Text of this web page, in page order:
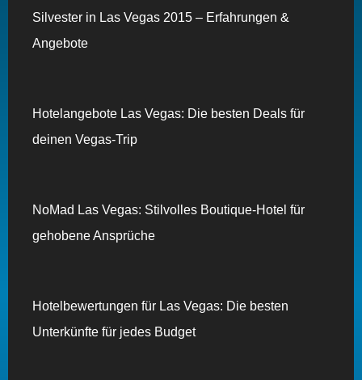
Silvester in Las Vegas 2015 – Erfahrungen &
Angebote
Hotelangebote Las Vegas: Die besten Deals für
deinen Vegas-Trip
NoMad Las Vegas: Stilvolles Boutique-Hotel für
gehobene Ansprüche
Hotelbewertungen für Las Vegas: Die besten
Unterkünfte für jedes Budget